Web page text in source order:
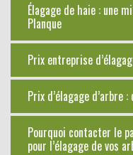
Élagage de haie : une
Planque
Prix entreprise
Prix d’élagage d’arbre
Pourquoi contacter le
pour l’élagage de vos